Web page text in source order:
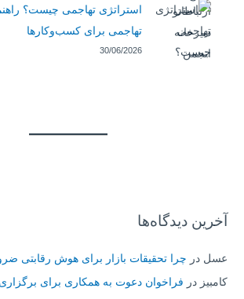
استراتژی تهاجمی چیست؟
تهاجمی برای کسب‌وکارها
30/06/2026
آخرین دیدگاه‌ها
عسل در چرا تحقیقات بازار برای هوش رقابتی
کامبیز در فراخوان دعوت به همکاری برای